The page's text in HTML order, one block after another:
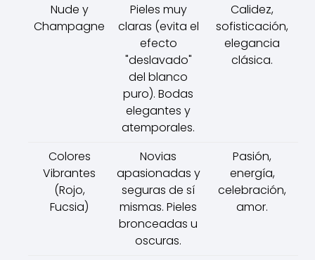
Nude y
Champagne
Pieles muy
claras (evita el
efecto
"deslavado"
del blanco
puro). Bodas
elegantes y
atemporales.
Calidez,
sofisticación,
elegancia
clásica.
Colores
Vibrantes
(Rojo,
Fucsia)
Novias
apasionadas y
seguras de sí
mismas. Pieles
bronceadas u
oscuras.
Pasión,
energía,
celebración,
amor.